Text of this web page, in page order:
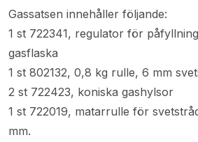
Gassatsen innehåller följande:
1 st 722341, regulator för
gasflaska
1 st 802132, 0,8 kg rulle, 6 mm
2 st 722423, koniska gashylsor
1 st 722019, matarrulle för
mm.